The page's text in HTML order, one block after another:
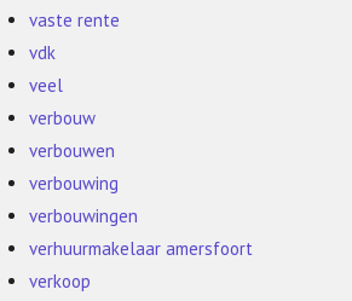
vaste rente
vdk
veel
verbouw
verbouwen
verbouwing
verbouwingen
verhuurmakelaar amersfoort
verkoop